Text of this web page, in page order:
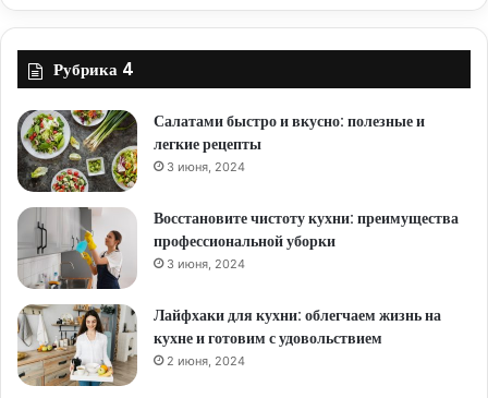
Рубрика 4
Салатами быстро и вкусно: полезные и
легкие рецепты
3 июня, 2024
Восстановите чистоту кухни: преимущества
профессиональной уборки
3 июня, 2024
Лайфхаки для кухни: облегчаем жизнь на
кухне и готовим с удовольствием
2 июня, 2024